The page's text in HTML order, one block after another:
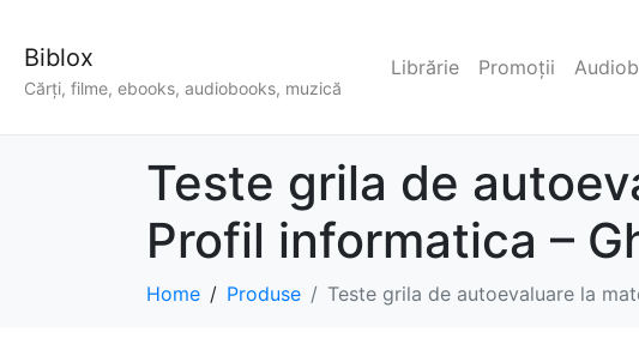
Biblox
Cărți, filme, ebooks, audiobooks, muzică
Librărie Promoții
Teste grila de
Profil informatica –
Home Produse Teste grila de autoevaluare la